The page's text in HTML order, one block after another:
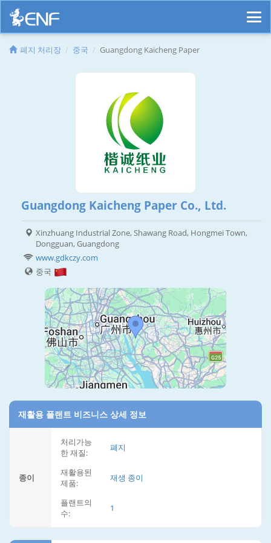
폐지 처리장 중국 Guangdong Kaicheng Paper
Guangdong Kaicheng Paper Co., Ltd.
Xinzhuang Industrial Zone, Shawang Road, Hongmei Town,
Dongguan, Guangdong
www.gdkczy.com
중국
재활용 플랜트 비즈니스 상세 정보
종이
처리가능
한 재질:
폐지
재활용된
제품:
재생 종이
플랜트의
수:
1